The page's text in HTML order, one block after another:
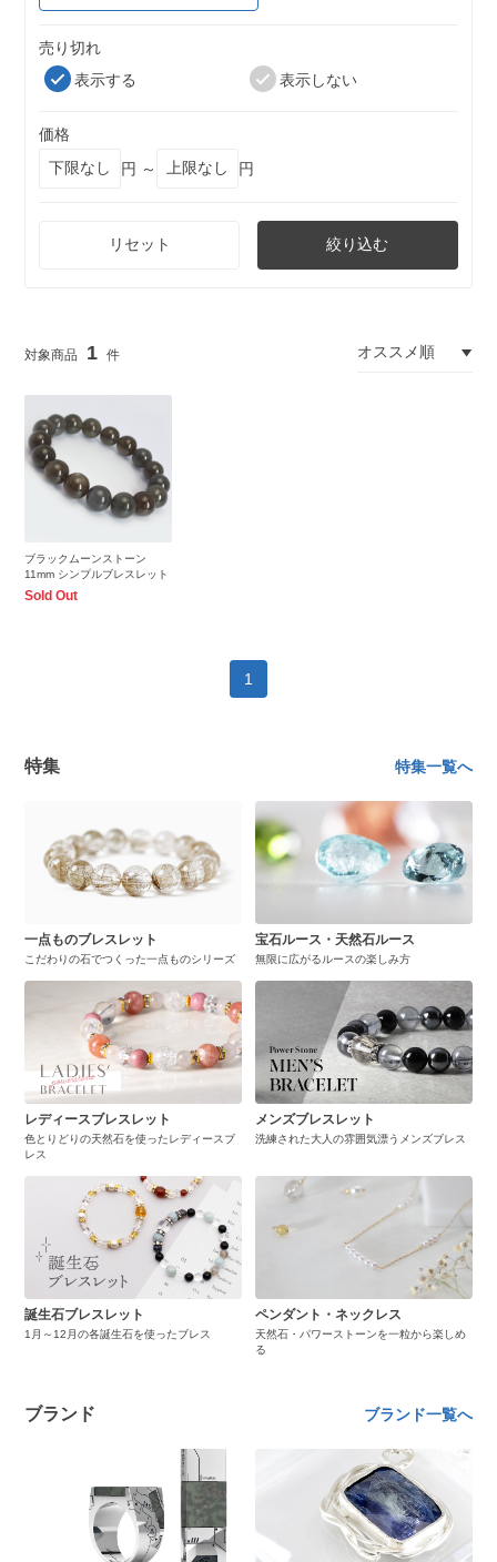
売り切れ
表示する
表示しない
価格
円 ～
円
リセット 絞り込む
1
ブラックムーンストーン
11mm シンプルブレスレット
Sold Out
1
特集 特集一覧へ
一点ものブレスレット
こだわりの石でつくった一点ものシリーズ
宝石ルース・天然石ルース
無限に広がるルースの楽しみ方
レディースブレスレット
色とりどりの天然石を使ったレディースブ
レス
メンズブレスレット
洗練された大人の雰囲気漂うメンズブレス
誕生石ブレスレット
1月～12月の各誕生石を使ったブレス
ペンダント・ネックレス
天然石・パワーストーンを一粒から楽しめ
る
ブランド ブランド一覧へ